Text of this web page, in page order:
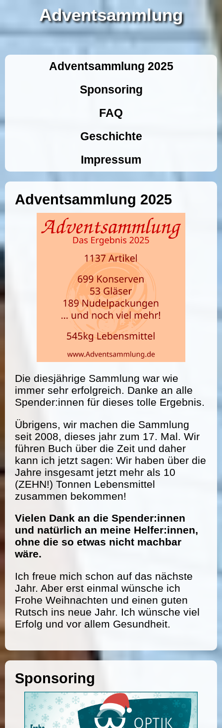
Adventsammlung
Adventsammlung 2025
Sponsoring
FAQ
Geschichte
Impressum
Adventsammlung 2025
Die diesjährige Sammlung war wie
immer sehr erfolgreich. Danke an alle
Spender:innen für dieses tolle Ergebnis.
Übrigens, wir machen die Sammlung
seit 2008, dieses jahr zum 17. Mal. Wir
führen Buch über die Zeit und daher
kann ich jetzt sagen: Wir haben über die
Jahre insgesamt jetzt mehr als 10
(ZEHN!) Tonnen Lebensmittel
zusammen bekommen!
Vielen Dank an die Spender:innen
und natürlich an meine Helfer:innen,
ohne die so etwas nicht machbar
wäre.
Ich freue mich schon auf das nächste
Jahr. Aber erst einmal wünsche ich
Frohe Weihnachten und einen guten
Rutsch ins neue Jahr. Ich wünsche viel
Erfolg und vor allem Gesundheit.
Sponsoring